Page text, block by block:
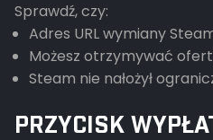
Sprawdź, czy:
Adres URL wymiany
Możesz otrzymywać
Steam nie nałożył
PRZYCISK